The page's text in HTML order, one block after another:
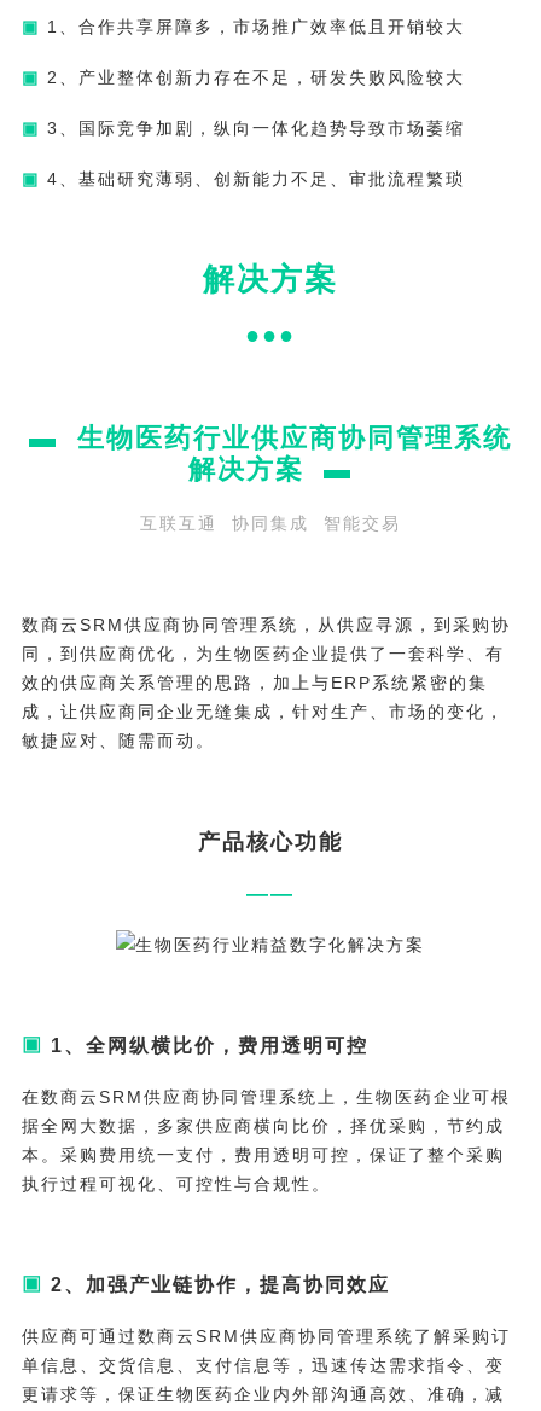
▣ 1、合作共享屏障多，市场推广效率低且开销较大
▣ 2、产业整体创新力存在不足，研发失败风险较大
▣ 3、国际竞争加剧，纵向一体化趋势导致市场萎缩
▣ 4、基础研究薄弱、创新能力不足、审批流程繁琐
解决方案
●●●
▬ 生物医药行业供应商协同管理系统
解决方案 ▬
互联互通 协同集成 智能交易
数商云SRM供应商协同管理系统，从供应寻源，到采购协
同，到供应商优化，为生物医药企业提供了一套科学、有
效的供应商关系管理的思路，加上与ERP系统紧密的集
成，让供应商同企业无缝集成，针对生产、市场的变化，
敏捷应对、随需而动。
产品核心功能
——
▣ 1、 全网纵横比价，费用透明可控
在数商云SRM供应商协同管理系统上，生物医药企业可根
据全网大数据，多家供应商横向比价，择优采购，节约成
本。采购费用统一支付，费用透明可控，保证了整个采购
执行过程可视化、可控性与合规性。
▣ 2、加强产业链协作，提高协同效应
供应商可通过数商云SRM供应商协同管理系统了解采购订
单信息、交货信息、支付信息等，迅速传达需求指令、变
更请求等，保证生物医药企业内外部沟通高效、准确，减